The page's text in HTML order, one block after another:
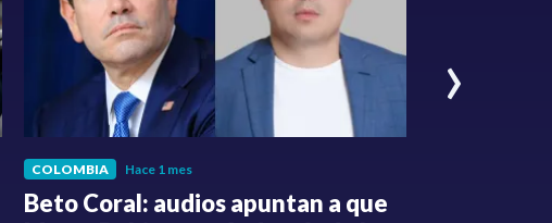
COLOMBIA Hace 1 mes
Beto Coral: audios apuntan a que
›